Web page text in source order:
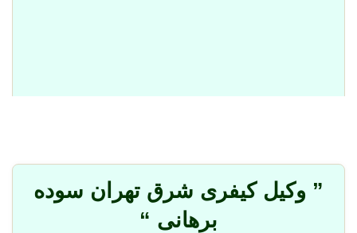
” وکیل کیفری شرق تهران سوده
برهانی “